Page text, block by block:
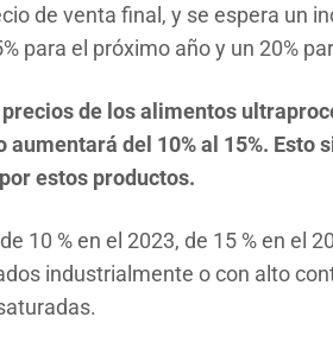
de venta final, y se espera un
para el próximo año y un 20%
de los alimentos
del 10% al 15%. Esto
estos productos.
10 % en el 2023, de 15 % en el
industrialmente o con alto